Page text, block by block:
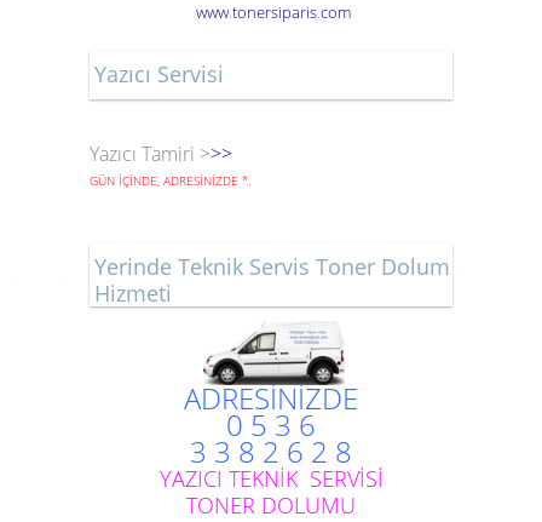
www.tonersiparis.com
Yazıcı Servisi
Yazıcı Tamiri >>>
GÜN İÇİNDE, ADRESİNİZDE *.
Yerinde Teknik Servis Toner Dolum
Hizmeti
ADRESİNİZDE
0 5 3 6
3 3 8 2 6 2 8
YAZICI TEKNİK SERVİSİ
TONER DOLUMU